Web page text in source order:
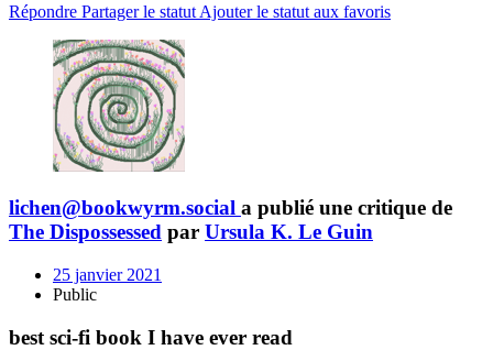
Répondre Partager le statut Ajouter le statut aux favoris
lichen@bookwyrm.social a publié une critique de
The Dispossessed par Ursula K. Le Guin
25 janvier 2021
Public
best sci-fi book I have ever read